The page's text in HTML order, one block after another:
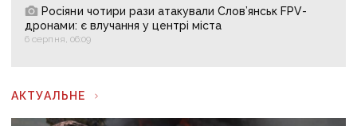
Росіяни чотири рази атакували Слов’янськ FPV-
дронами: є влучання у центрі міста
6 серпня, 06:09
АКТУАЛЬНЕ